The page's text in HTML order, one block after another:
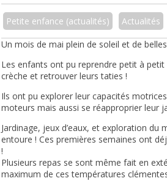
Petite enfance (actualités)
Actualités
Un mois de mai plein de soleil et de
Les enfants ont pu reprendre petit à
crèche et retrouver leurs taties !
Ils ont pu explorer leur capacités
moteurs mais aussi se réapproprier leur
Jardinage, jeux d’eaux, et exploration du
entoure ! Ces premières semaines ont
!
Plusieurs repas se sont même fait en
maximum de ces températures